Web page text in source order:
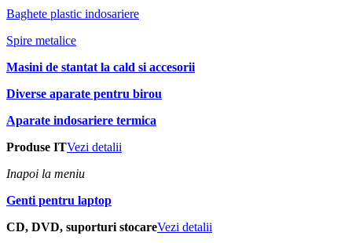
Baghete plastic indosariere
Spire metalice
Masini de stantat la cald si accesorii
Diverse aparate pentru birou
Aparate indosariere termica
Produse ITVezi detalii
Inapoi la meniu
Genti pentru laptop
CD, DVD, suporturi stocareVezi detalii